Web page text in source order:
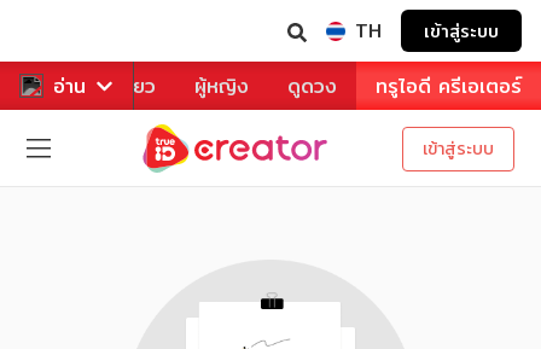
TH เข้าสู่ระบบ
อ่าน
หาร ท่องเที่ยว ผู้หญิง ดูดวง ทรูไอดี ครีเอเตอร์
เข้าสู่ระบบ